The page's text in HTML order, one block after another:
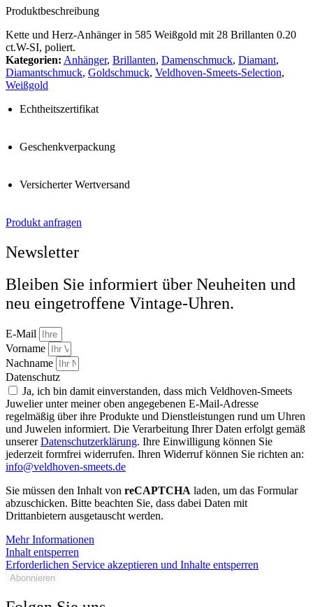
Produktbeschreibung
Kette und Herz-Anhänger in 585 Weißgold mit 28 Brillanten 0.20
ct.W-SI, poliert.
Kategorien: Anhänger, Brillanten, Damenschmuck, Diamant,
Diamantschmuck, Goldschmuck, Veldhoven-Smeets-Selection,
Weißgold
Echtheitszertifikat
Geschenkverpackung
Versicherter Wertversand
Produkt anfragen
Newsletter
Bleiben Sie informiert über Neuheiten und
neu eingetroffene Vintage-Uhren.
E-Mail
Vorname
Nachname
Datenschutz
Ja, ich bin damit einverstanden, dass mich Veldhoven-Smeets
Juwelier unter meiner oben angegebenen E-Mail-Adresse
regelmäßig über ihre Produkte und Dienstleistungen rund um Uhren
und Juwelen informiert. Die Verarbeitung Ihrer Daten erfolgt gemäß
unsererDatenschutzerklärung. Ihre Einwilligung können Sie
jederzeit formfrei widerrufen. Ihren Widerruf können Sie richten an:
info@veldhoven-smeets.de
Sie müssen den Inhalt von reCAPTCHA laden, um das Formular
abzuschicken. Bitte beachten Sie, dass dabei Daten mit
Drittanbietern ausgetauscht werden.
Mehr Informationen
Inhalt entsperren
Erforderlichen Service akzeptieren und Inhalte entsperren
Abonnieren